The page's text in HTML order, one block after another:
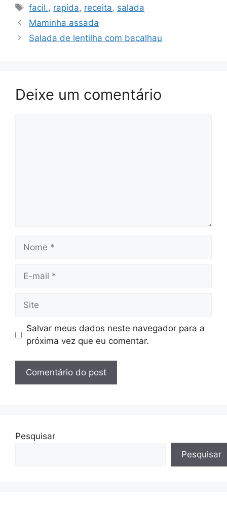
Tags
facil., rapida, receita, salada
Maminha assada
Salada de lentilha com bacalhau
Deixe um comentário
Nome
Site
Salvar meus dados neste navegador para a
próxima vez que eu comentar.
Pesquisar
Pesquisar